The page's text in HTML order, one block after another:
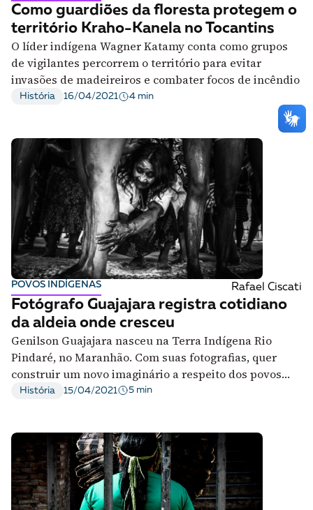
Como guardiões da floresta protegem o
território Kraho-Kanela no Tocantins
O líder indígena Wagner Katamy conta como grupos
de vigilantes percorrem o território para evitar
invasões de madeireiros e combater focos de incêndio
História 16/04/2021 4 min
POVOS INDÍGENAS Rafael Ciscati
Fotógrafo Guajajara registra cotidiano
da aldeia onde cresceu
Genilson Guajajara nasceu na Terra Indígena Rio
Pindaré, no Maranhão. Com suas fotografias, quer
construir um novo imaginário a respeito dos povos
indígenas
História 15/04/2021 5 min